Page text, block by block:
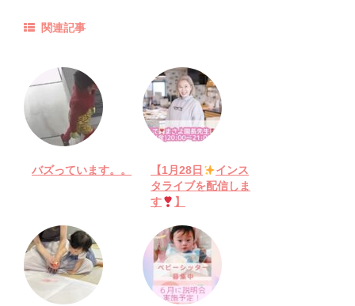
関連記事
バズっています。。 【1月28日
インス
タライブを配信しま
す
】